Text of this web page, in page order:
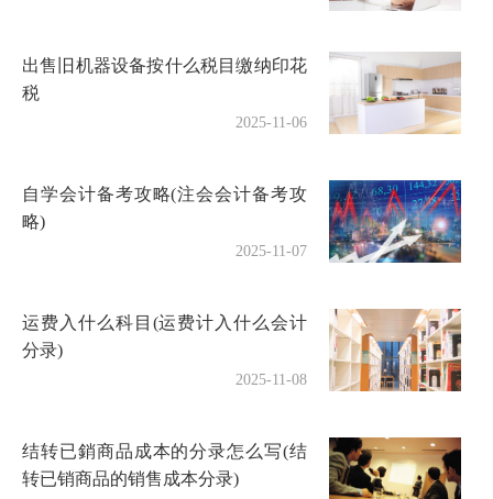
出售旧机器设备按什么税目缴纳印花
税
2025-11-06
自学会计备考攻略(注会会计备考攻
略)
2025-11-07
运费入什么科目(运费计入什么会计
分录)
2025-11-08
结转已銷商品成本的分录怎么写(结
转已销商品的销售成本分录)